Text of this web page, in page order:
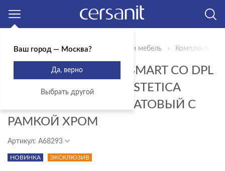
Главная Продукты Сантехника и мебель
КОМПЛЕКТ BRASKO SMART CO DPL
EO SLIM + VECTOR + ESTETICA
ПЛАСТИК ЧЕРНЫЙ МАТОВЫЙ С
РАМКОЙ ХРОМ
Артикул: A68293
НОВИНКА ЭКСКЛЮЗИВ
Ваш город — Москва?
Да, верно
Выбрать другой